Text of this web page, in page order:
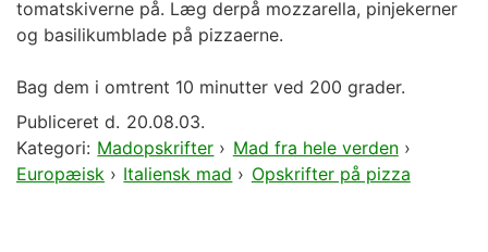
tomatskiverne på. Læg derpå mozzarella, pinjekerner
og basilikumblade på pizzaerne.
Bag dem i omtrent 10 minutter ved 200 grader.
Publiceret d. 20.08.03.
Kategori: Madopskrifter › Mad fra hele verden›
Europæisk › Italiensk mad › Opskrifter på pizza